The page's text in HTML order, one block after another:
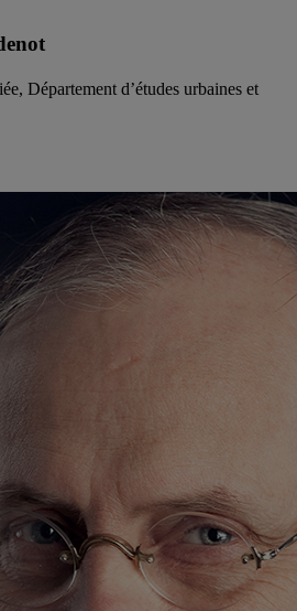
Département d’études urbaines et